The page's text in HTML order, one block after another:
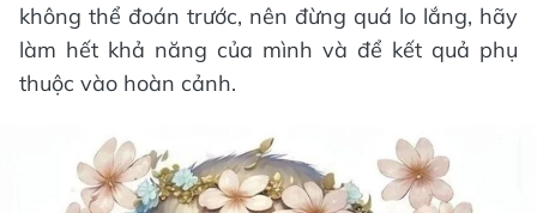
không thể đoán trước, nên đừng quá lo lắng, hãy
làm hết khả năng của mình và để kết quả phụ
thuộc vào hoàn cảnh.